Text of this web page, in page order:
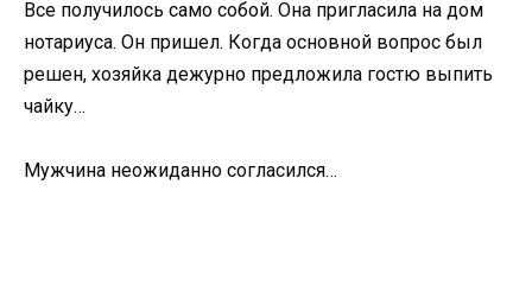
Все получилось само собой. Она пригласила на дом
нотариуса. Он пришел. Когда основной вопрос был
решен, хозяйка дежурно предложила гостю выпить
чайку…
Мужчина неожиданно согласился…